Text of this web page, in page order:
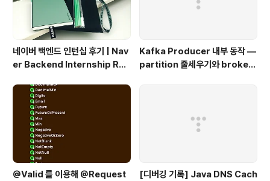
네이버 백엔드 인턴십 후기 | Nav
er Backend Internship Rev
Kafka Producer 내부 동작 —
partition 줄세우기와 broker
@Valid 를 이용해 @Request
[디버깅 기록] Java DNS Cach